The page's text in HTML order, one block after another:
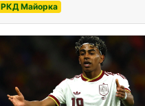
РКД Майорка